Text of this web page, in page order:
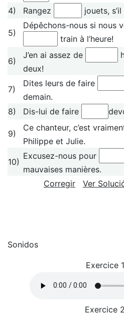
4)
Rangez jouets,
5)
Dépêchons-nous si nous
train à l’heure!
6)
J’en ai assez de
deux!
7)
Dites leurs de faire
demain.
8)
Dis-lui de faire
9)
Ce chanteur, c’est
Philippe et Julie.
10)
Excusez-nous pour
mauvaises manières.
Corregir
Ver
Sonidos
Exercice 1
Exercice 2